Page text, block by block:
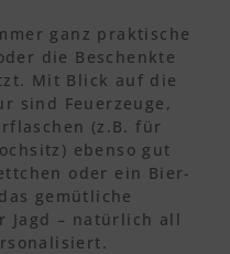
ganz praktische
die Beschenkte
Mit Blick auf die
sind Feuerzeuge,
(z.B. für
ebenso gut
oder ein Bier-
gemütliche
Jagd – natürlich all